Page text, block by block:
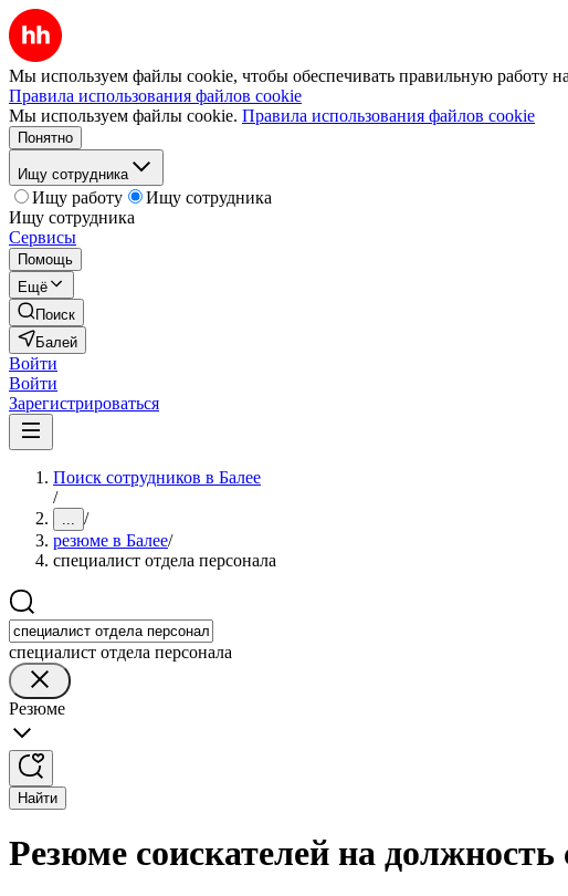
Мы используем файлы cookie, чтобы обеспечивать правильную работу
Правила использования файлов cookie
Мы используем файлы cookie. Правила использования файлов cookie
Понятно
Ищу сотрудника
Ищу работу
Ищу сотрудника
Ищу сотрудника
Сервисы
Помощь
Ещё
Поиск
Балей
Войти
Войти
Зарегистрироваться
Поиск сотрудников в Балее
/
... /
резюме в Балее/
специалист отдела персонала
специалист отдела персонала
Резюме
Найти
Резюме соискателей на